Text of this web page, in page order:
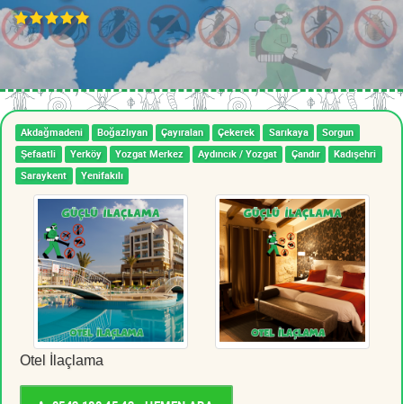
Akdağmadeni Boğazlıyan Çayıralan Çekerek Sarıkaya
Sorgun
Şefaatli
Yerköy Yozgat Merkez Aydıncık / Yozgat Çandır
Kadışehri
Saraykent
Yenifakılı
Otel İlaçlama